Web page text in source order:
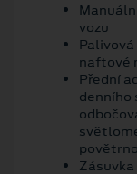
vozu
Palivová
naftové
Přední
denního
Zásuvka